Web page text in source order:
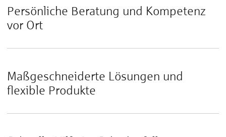
Persönliche Beratung und Kompetenz
vor Ort
Maßgeschneiderte Lösungen und
flexible Produkte